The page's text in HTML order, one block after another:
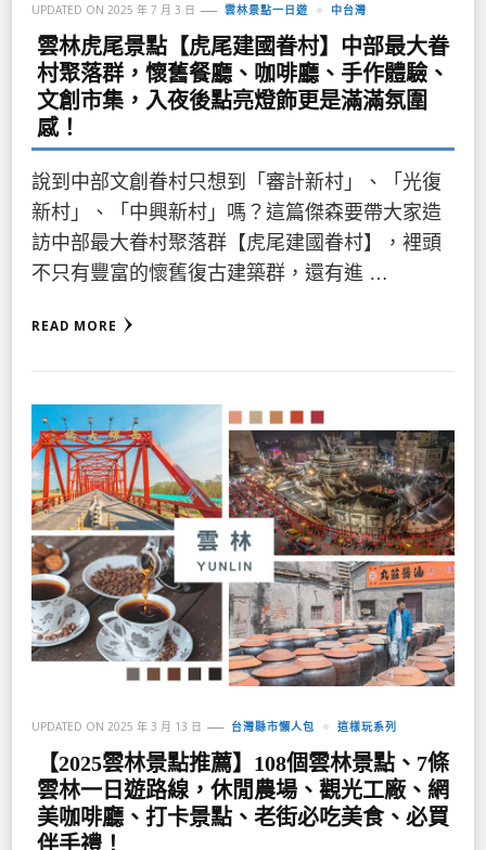
UPDATED ON 2025 年 7 月 3 日 雲林景點一日遊 中台灣
雲林虎尾景點【虎尾建國眷村】中部最大眷
村聚落群，懷舊餐廳、咖啡廳、手作體驗、
文創市集，入夜後點亮燈飾更是滿滿氛圍
感！
說到中部文創眷村只想到「審計新村」、「光復
新村」、「中興新村」嗎？這篇傑森要帶大家造
訪中部最大眷村聚落群【虎尾建國眷村】，裡頭
不只有豐富的懷舊復古建築群，還有進 …
READ MORE
UPDATED ON 2025 年 3 月 13 日 台灣縣市懶人包 這樣玩系列
【2025雲林景點推薦】108個雲林景點、7條
雲林一日遊路線，休閒農場、觀光工廠、網
美咖啡廳、打卡景點、老街必吃美食、必買
伴手禮！